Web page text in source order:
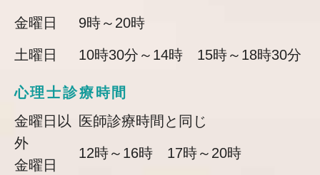
金曜日 9時～20時
土曜日 10時30分～14時 15時～18時30分
心理士診療時間
金曜日以
外
医師診療時間と同じ
金曜日
12時～16時 17時～20時